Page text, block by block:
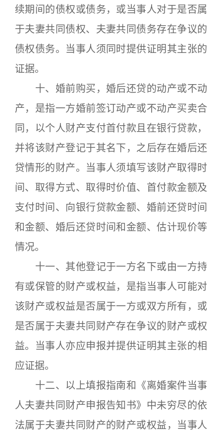
续期间的债权或债务，或当事人对于是否属
于夫妻共同债权、夫妻共同债务存在争议的
债权债务。当事人须同时提供证明其主张的
证据。
十、婚前购买，婚后还贷的动产或不动
产，是指一方婚前签订动产或不动产买卖合
同，以个人财产支付首付款且在银行贷款，
并将该财产登记于其名下，之后存在婚后还
贷情形的财产。当事人须填写该财产取得时
间、取得方式、取得时价值、首付款金额及
支付时间、向银行贷款金额、婚前还贷时间
和金额、婚后还贷时间和金额、估计现价等
情况。
十一、其他登记于一方名下或由一方持
有或保管的财产或权益，是指当事人可能对
该财产或权益是否属于一方或双方所有，或
是否属于夫妻共同财产存在争议的财产或权
益。当事人亦应申报并提供证明其主张的相
应证据。
十二、以上填报指南和《离婚案件当事
人夫妻共同财产申报告知书》中未穷尽的依
法属于夫妻共同财产的财产或权益，当事人